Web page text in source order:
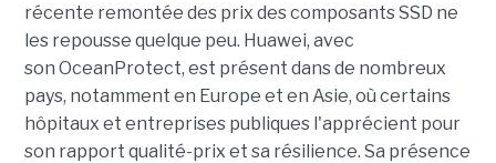
récente remontée des prix des composants SSD ne
les repousse quelque peu. Huawei, avec
son OceanProtect, est présent dans de nombreux
pays, notamment en Europe et en Asie, où certains
hôpitaux et entreprises publiques l'apprécient pour
son rapport qualité-prix et sa résilience. Sa présence